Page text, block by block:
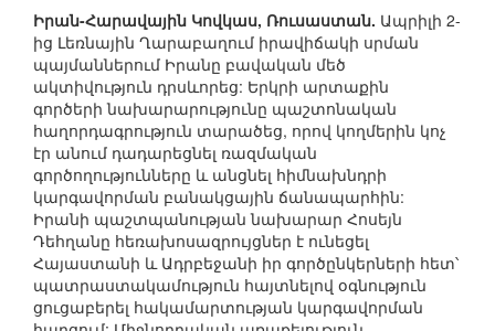
Իրան-Հարավային Կովկաս, Ռուսաստան. Ապրիլի 2-
ից Լեռնային Ղարաբաղում իրավիճակի սրման
պայմաններում Իրանը բավական մեծ
ակտիվություն դրսևորեց: Երկրի արտաքին
գործերի նախարարությունը պաշտոնական
հաղորդագրություն տարածեց, որով կողմերին կոչ
էր անում դադարեցնել ռազմական
գործողությունները և անցնել հիմնախնդրի
կարգավորման բանակցային ճանապարհին:
Իրանի պաշտպանության նախարար Հոսեյն
Դեհղանը հեռախոսազրույցներ է ունեցել
Հայաստանի և Ադրբեջանի իր գործընկերների հետ՝
պատրաստակամություն հայտնելով օգնություն
ցուցաբերել հակամարտության կարգավորման